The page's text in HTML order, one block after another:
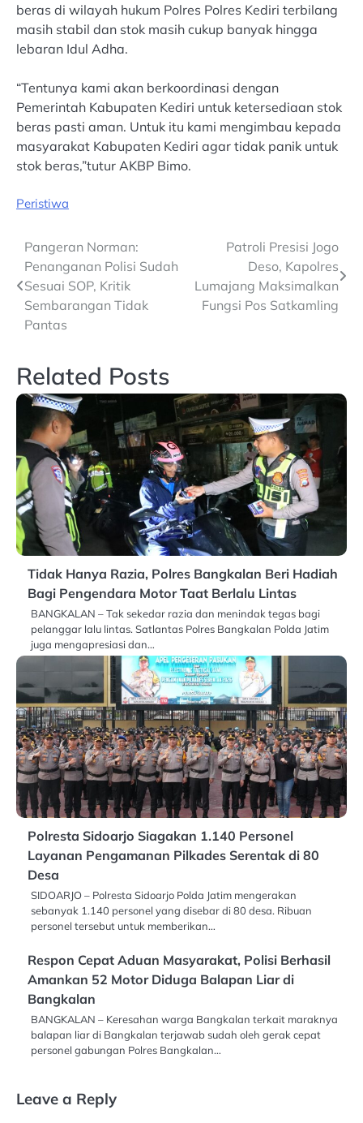
beras di wilayah hukum Polres Polres Kediri terbilang
masih stabil dan stok masih cukup banyak hingga
lebaran Idul Adha.
“Tentunya kami akan berkoordinasi dengan
Pemerintah Kabupaten Kediri untuk ketersediaan stok
beras pasti aman. Untuk itu kami mengimbau kepada
masyarakat Kabupaten Kediri agar tidak panik untuk
stok beras,”tutur AKBP Bimo.
Peristiwa
Post
navigation
Pangeran Norman:
Penanganan Polisi Sudah
Sesuai SOP, Kritik
Sembarangan Tidak
Pantas
Patroli Presisi Jogo
Deso, Kapolres
Lumajang Maksimalkan
Fungsi Pos Satkamling
Related Posts
Tidak Hanya Razia, Polres Bangkalan Beri Hadiah
Bagi Pengendara Motor Taat Berlalu Lintas
BANGKALAN – Tak sekedar razia dan menindak tegas bagi
pelanggar lalu lintas. Satlantas Polres Bangkalan Polda Jatim
juga mengapresiasi dan…
Polresta Sidoarjo Siagakan 1.140 Personel
Layanan Pengamanan Pilkades Serentak di 80
Desa
SIDOARJO – Polresta Sidoarjo Polda Jatim mengerakan
sebanyak 1.140 personel yang disebar di 80 desa. Ribuan
personel tersebut untuk memberikan…
Respon Cepat Aduan Masyarakat, Polisi Berhasil
Amankan 52 Motor Diduga Balapan Liar di
Bangkalan
BANGKALAN – Keresahan warga Bangkalan terkait maraknya
balapan liar di Bangkalan terjawab sudah oleh gerak cepat
personel gabungan Polres Bangkalan…
Leave a Reply